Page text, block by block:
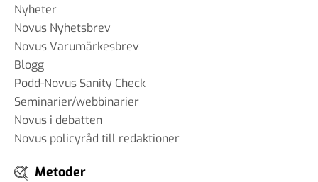
Nyheter
Novus Nyhetsbrev
Novus Varumärkesbrev
Blogg
Podd-Novus Sanity Check
Seminarier/webbinarier
Novus i debatten
Novus policyråd till redaktioner
Metoder